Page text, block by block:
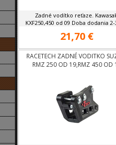
Zadné vodítko reťaze.
KXF250,450 od 09 Doba dodania
21,70 €
RACETECH ZADNÉ VODITKO
RMZ 250 OD 19,RMZ 450 OD